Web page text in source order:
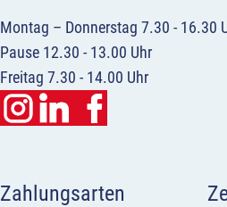
Montag – Donnerstag 7.30 - 16.30
Pause 12.30 - 13.00 Uhr
Freitag 7.30 - 14.00 Uhr
Zahlungsarten